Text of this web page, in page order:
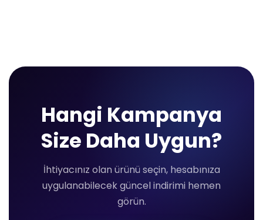
Hangi Kampanya
Size Daha Uygun?
İhtiyacınız olan ürünü seçin, hesabınıza
uygulanabilecek güncel indirimi hemen
görün.